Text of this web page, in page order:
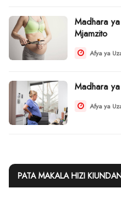
Madhara
Mjamzito
Afya ya
Madhara
Afya ya
PATA MAKALA HIZI